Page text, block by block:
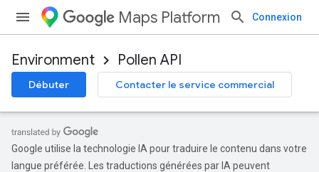
Maps Platform Connexion
Environment Pollen API
Débuter Contacter le service commercial
Google utilise la technologie IA pour traduire le contenu dans votre
langue préférée. Les traductions générées par IA peuvent